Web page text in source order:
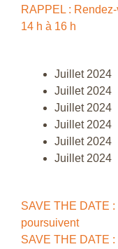
RAPPEL :
14 h à 16 h
Juillet 2024
Juillet 2024
Juillet 2024
Juillet 2024
Juillet 2024
Juillet 2024
SAVE THE DATE
poursuivent
SAVE THE DATE